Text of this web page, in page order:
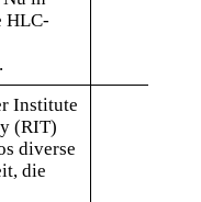
HLC-
Institute
(RIT)
diverse
die